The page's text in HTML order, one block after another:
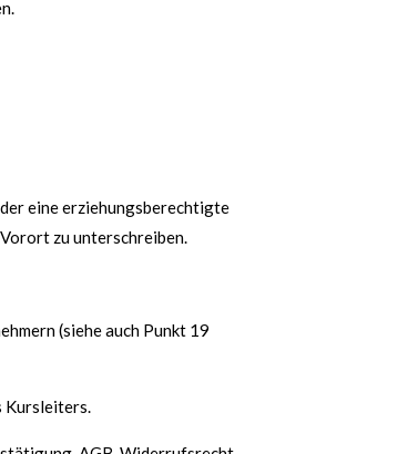
eine erziehungsberechtigte
zu unterschreiben.
(siehe auch Punkt 19
Kursleiters.